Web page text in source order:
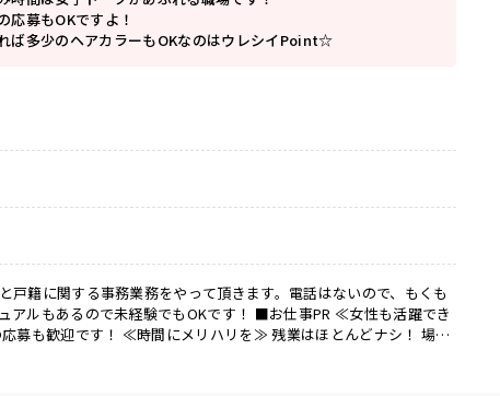
応募もOKですよ！
ば多少のヘアカラーもOKなのはウレシイPoint☆
戸籍に関する事務業務をやって頂きます。電話はないので、もくも
で未経験でもOKです！ ■お仕事PR ≪女性も活躍でき
募も歓迎です！ ≪時間にメリハリを≫ 残業はほとんどナシ！ 場合
もあります♪ ≪完全週休二日制≫ 週末は家族や友人と一緒にプラ